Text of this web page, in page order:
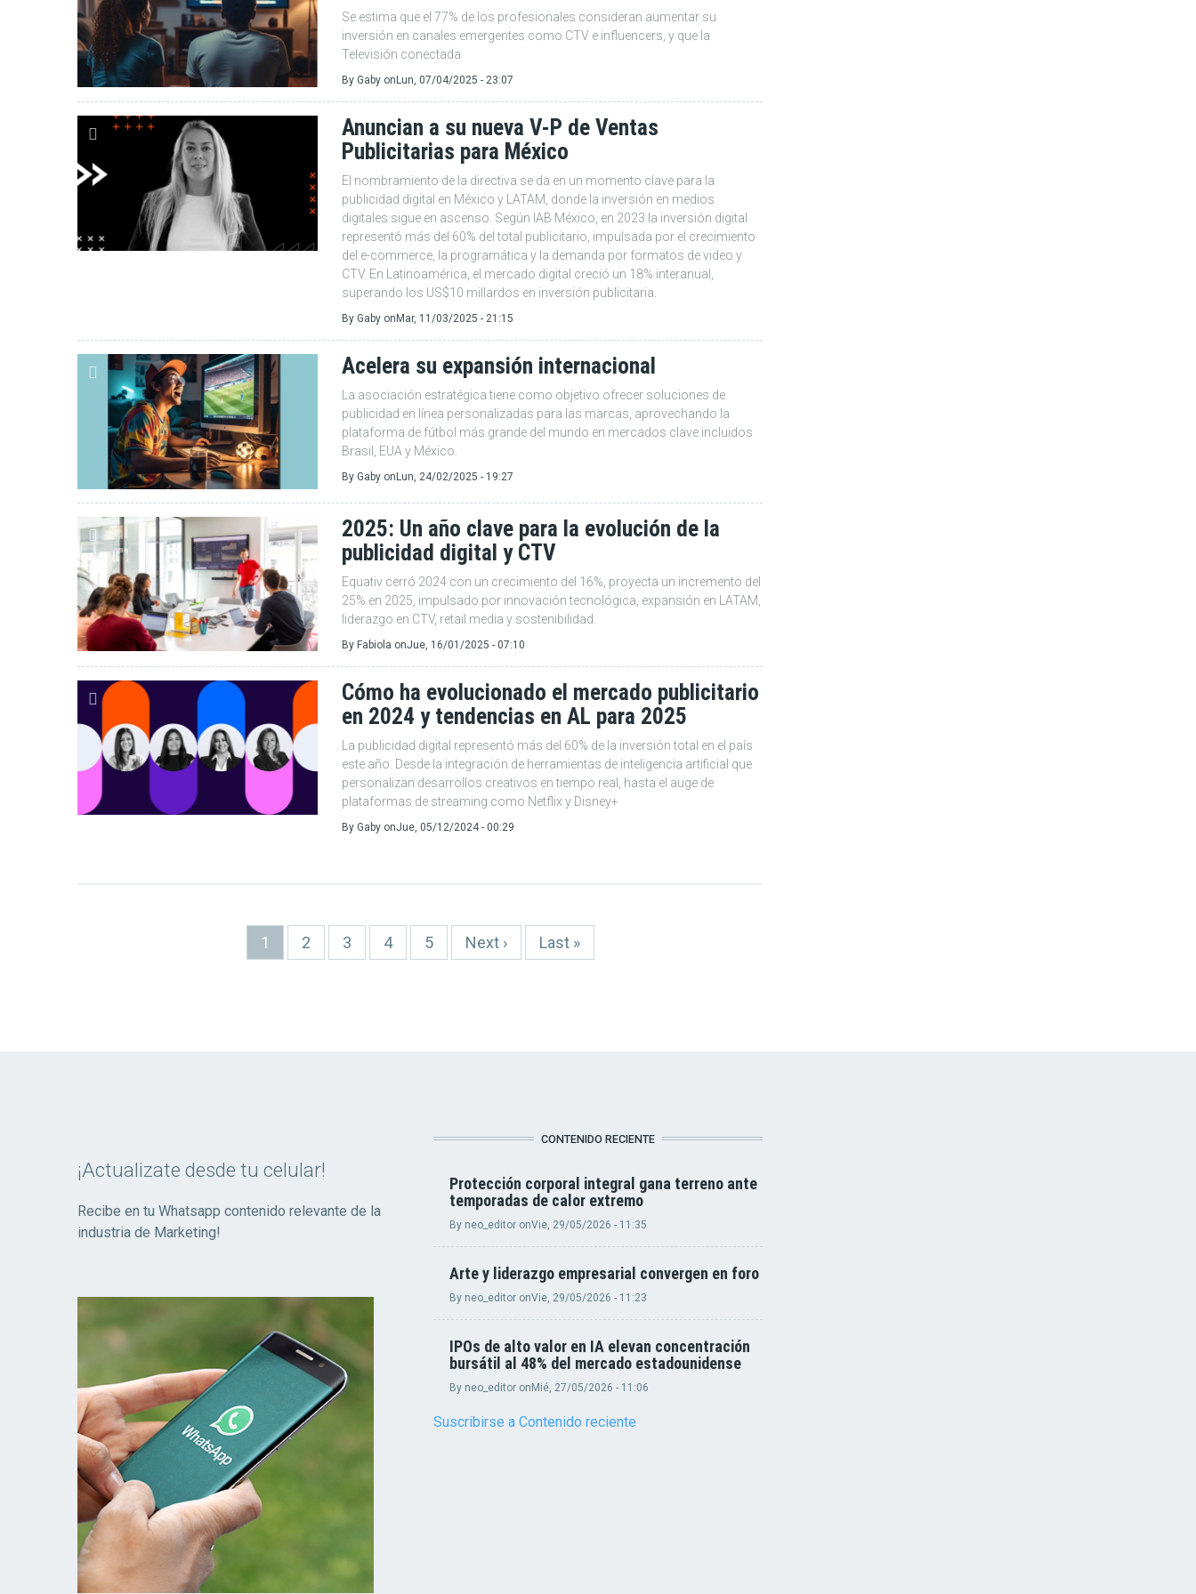
Se estima que el 77% de los profesionales consideran aumentar su
inversión en canales emergentes como CTV e influencers, y que la
Televisión conectada
By Gaby on Lun, 07/04/2025 - 23:07
Anuncian a su nueva V-P de Ventas
Publicitarias para México
El nombramiento de la directiva se da en un momento clave para la
publicidad digital en México y LATAM, donde la inversión en medios
digitales sigue en ascenso. Según IAB México, en 2023 la inversión digital
representó más del 60% del total publicitario, impulsada por el crecimiento
del e-commerce, la programática y la demanda por formatos de video y
CTV. En Latinoamérica, el mercado digital creció un 18% interanual,
superando los US$10 millardos en inversión publicitaria.
By Gaby on Mar, 11/03/2025 - 21:15
Acelera su expansión internacional
La asociación estratégica tiene como objetivo ofrecer soluciones de
publicidad en línea personalizadas para las marcas, aprovechando la
plataforma de fútbol más grande del mundo en mercados clave incluidos
Brasil, EUA y México.
By Gaby on Lun, 24/02/2025 - 19:27
2025: Un año clave para la evolución de la
publicidad digital y CTV
Equativ cerró 2024 con un crecimiento del 16%, proyecta un incremento del
25% en 2025, impulsado por innovación tecnológica, expansión en LATAM,
liderazgo en CTV, retail media y sostenibilidad.
By Fabiola onJue, 16/01/2025 - 07:10
Cómo ha evolucionado el mercado publicitario
en 2024 y tendencias en AL para 2025
La publicidad digital representó más del 60% de la inversión total en el país
este año. Desde la integración de herramientas de inteligencia artificial que
personalizan desarrollos creativos en tiempo real, hasta el auge de
plataformas de streaming como Netflix y Disney+
By Gaby onJue, 05/12/2024 - 00:29
Página
actual
1 Page
2 Page
3 Page
4 Page
5
Siguiente
página
Next ›
Última
página
Last »
¡Actualizate desde tu celular!
Recibe en tu Whatsapp contenido relevante de la
industria de Marketing!
CONTENIDO RECIENTE
Protección corporal integral gana terreno ante
temporadas de calor extremo
By neo_editoronVie, 29/05/2026 - 11:35
Arte y liderazgo empresarial convergen en foro
By neo_editoronVie, 29/05/2026 - 11:23
IPOs de alto valor en IA elevan concentración
bursátil al 48% del mercado estadounidense
By neo_editoronMié, 27/05/2026 - 11:06
Suscribirse a Contenido reciente